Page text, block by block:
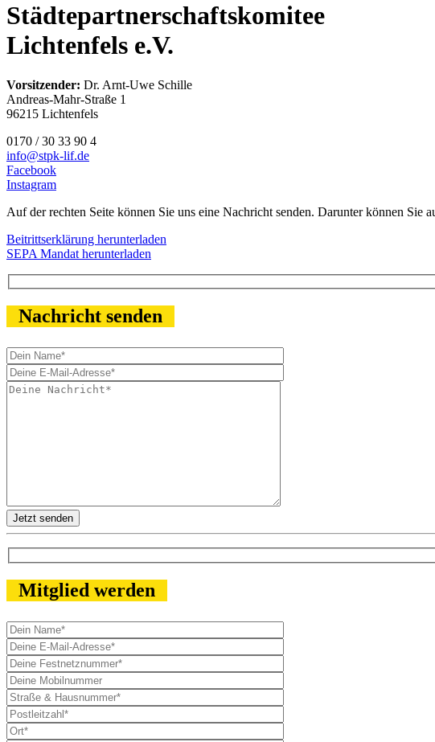
Städte­partner­schafts­komitee
Lichtenfels e.V.
Vorsitzender: Dr. Arnt-Uwe Schille
Andreas-Mahr-Straße 1
96215 Lichtenfels
0170 / 30 33 90 4
info@stpk-lif.de
Facebook
Instagram
Auf der rechten Seite können Sie uns eine Nachricht senden. Darunter können
Beitrittserklärung herunterladen
SEPA Mandat herunterladen
Nachricht senden
Bitte lasse dieses Feld leer.
Mitglied werden